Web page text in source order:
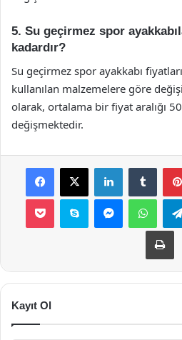
5. Su geçirmez spor
kadardır?
Su geçirmez spor ayakkabı
kullanılan malzemelere göre
olarak, ortalama bir fiyat aralığı
değişmektedir.
Facebook
X LinkedIn
Pocket Skype Messenger
Kayıt Ol